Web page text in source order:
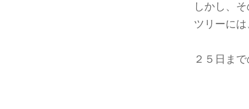
しかし、
ツリーに
２５日ま